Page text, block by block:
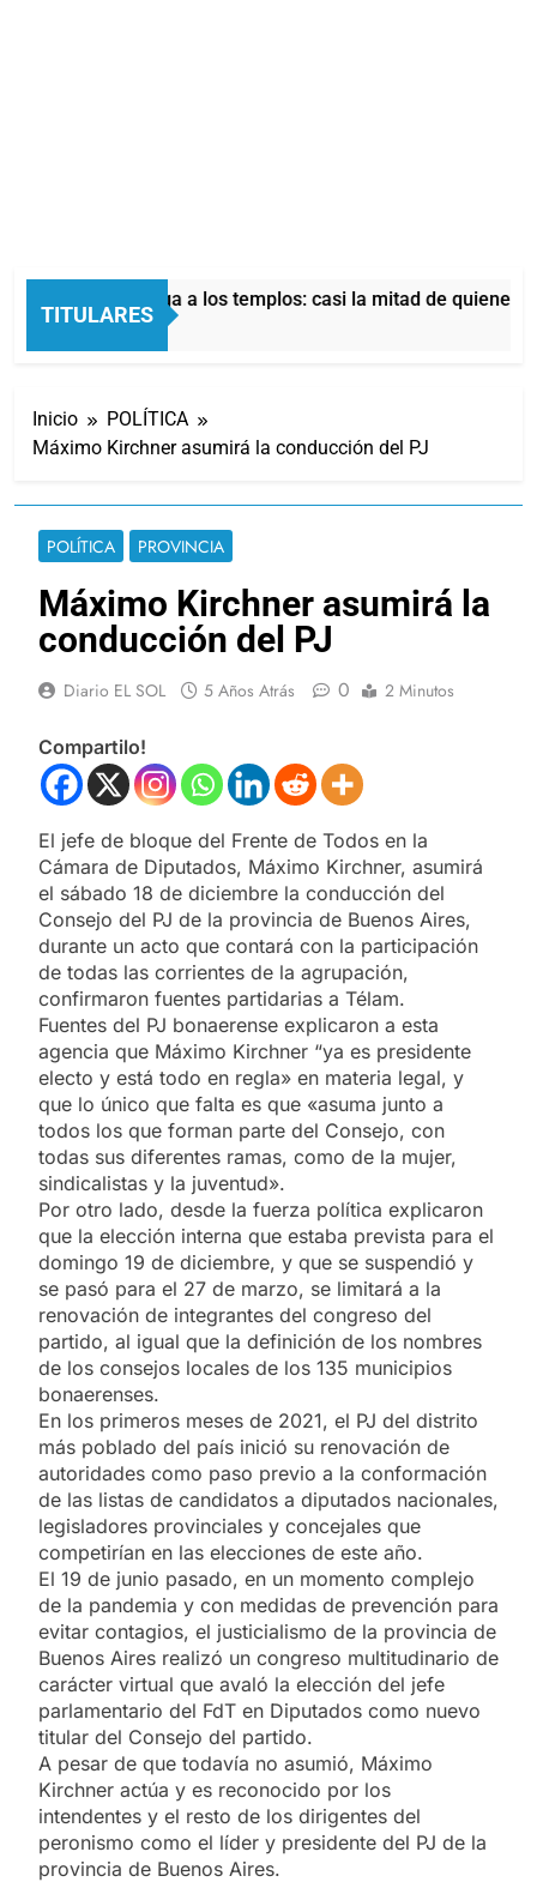
TITULARES
también llega a los templos: casi la mitad de quienes
Inicio
POLÍTICA
Máximo Kirchner asumirá la conducción del PJ
POLÍTICA PROVINCIA
Máximo Kirchner asumirá la
conducción del PJ
Diario EL SOL 5 Años Atrás 0 2 Minutos
Compartilo!
El jefe de bloque del Frente de Todos en la
Cámara de Diputados, Máximo Kirchner, asumirá
el sábado 18 de diciembre la conducción del
Consejo del PJ de la provincia de Buenos Aires,
durante un acto que contará con la participación
de todas las corrientes de la agrupación,
confirmaron fuentes partidarias a Télam.
Fuentes del PJ bonaerense explicaron a esta
agencia que Máximo Kirchner “ya es presidente
electo y está todo en regla» en materia legal, y
que lo único que falta es que «asuma junto a
todos los que forman parte del Consejo, con
todas sus diferentes ramas, como de la mujer,
sindicalistas y la juventud».
Por otro lado, desde la fuerza política explicaron
que la elección interna que estaba prevista para el
domingo 19 de diciembre, y que se suspendió y
se pasó para el 27 de marzo, se limitará a la
renovación de integrantes del congreso del
partido, al igual que la definición de los nombres
de los consejos locales de los 135 municipios
bonaerenses.
En los primeros meses de 2021, el PJ del distrito
más poblado del país inició su renovación de
autoridades como paso previo a la conformación
de las listas de candidatos a diputados nacionales,
legisladores provinciales y concejales que
competirían en las elecciones de este año.
El 19 de junio pasado, en un momento complejo
de la pandemia y con medidas de prevención para
evitar contagios, el justicialismo de la provincia de
Buenos Aires realizó un congreso multitudinario de
carácter virtual que avaló la elección del jefe
parlamentario del FdT en Diputados como nuevo
titular del Consejo del partido.
A pesar de que todavía no asumió, Máximo
Kirchner actúa y es reconocido por los
intendentes y el resto de los dirigentes del
peronismo como el líder y presidente del PJ de la
provincia de Buenos Aires.